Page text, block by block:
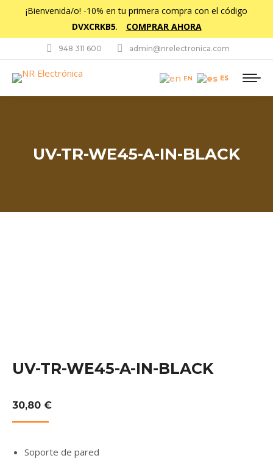
¡Bienvenida/o! -10% en tu primera compra con el código
DVXCRKB5. COMPRAR AHORA
948 311 600 admin@nrelectronica.com
EN ES
UV-TR-WE45-A-IN-BLACK
UV-TR-WE45-A-IN-BLACK
30,80 €
Soporte de pared